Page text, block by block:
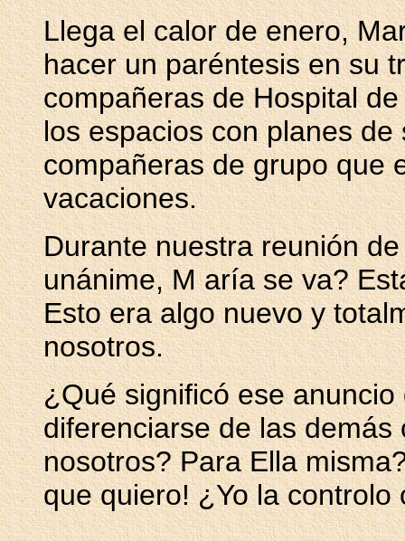
Llega el calor de enero,
hacer un paréntesis en su
compañeras de Hospital
los espacios con planes
compañeras de grupo que
vacaciones.
Durante nuestra reunión
unánime, M aría se va?
Esto era algo nuevo y
nosotros.
¿Qué significó ese
diferenciarse de las
nosotros? Para Ella
que quiero! ¿Yo la